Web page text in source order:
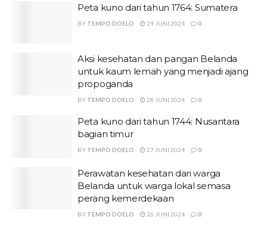
Peta kuno dari tahun 1764: Sumatera
BY TEMPO DOELO 29 JUNI 2024 0
Aksi kesehatan dan pangan Belanda
untuk kaum lemah yang menjadi ajang
propoganda
BY TEMPO DOELO 28 JUNI 2024 0
Peta kuno dari tahun 1744: Nusantara
bagian timur
BY TEMPO DOELO 27 JUNI 2024 0
Perawatan kesehatan dari warga
Belanda untuk warga lokal semasa
perang kemerdekaan
BY TEMPO DOELO 26 JUNI 2024 0